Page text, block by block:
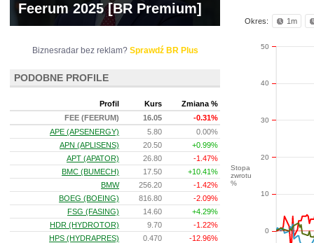
Okres: 1m
Stopa
zwrotu
%
0
10
20
30
40
50
Feerum 2025 [BR Premium]
Biznesradar bez reklam? Sprawdź BR Plus
PODOBNE PROFILE
Profil Kurs
Zmiana %
FEE (FEERUM)
16.05
-0.31%
APE (APSENERGY)
5.80
0.00%
APN (APLISENS)
20.50
+0.99%
APT (APATOR)
26.80
-1.47%
BMC (BUMECH)
17.50
+10.41%
BMW
256.20
-1.42%
BOEG (BOEING)
816.80
-2.09%
FSG (FASING)
14.60
+4.29%
HDR (HYDROTOR)
9.70
-1.22%
HPS (HYDRAPRES)
0.470
-12.96%